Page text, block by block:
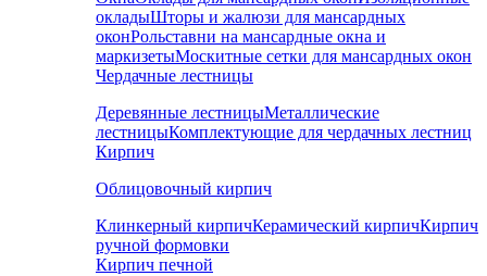
окладыШторы и жалюзи для мансардных
оконРольставни на мансардные окна и
маркизетыМоскитные сетки для мансардных окон
Чердачные лестницы
Деревянные лестницыМеталлические
лестницыКомплектующие для чердачных лестниц
Кирпич
Облицовочный кирпич
Клинкерный кирпичКерамический кирпичКирпич
ручной формовки
Кирпич печной